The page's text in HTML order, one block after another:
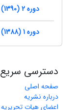
دوره 2 (1390)
دوره 1 (1388)
دسترسی سریع
صفحه اصلی
درباره نشریه
اعضای هیات تحریریه